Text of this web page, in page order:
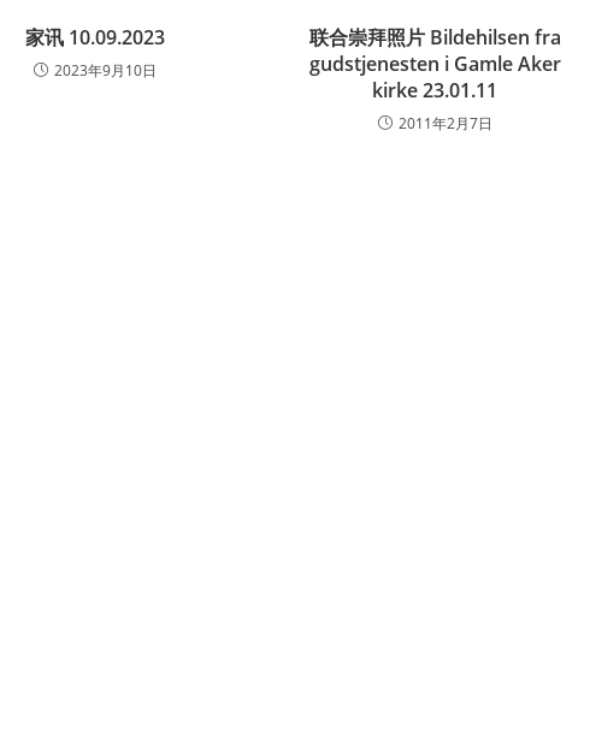
家讯 10.09.2023
2023年9月10日
联合崇拜照片 Bildehilsen fra
gudstjenesten i Gamle Aker
kirke 23.01.11
2011年2月7日